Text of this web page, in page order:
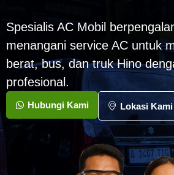
Spesialis AC Mobil
menangani service AC untuk
berat, bus, dan truk Hino
profesional.
Hubungi Kami Lokasi Kami